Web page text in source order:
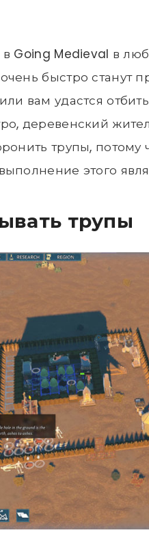
в Going Medieval в
быстро станут
вам удастся
деревенский
трупы, потому
этого
трупы